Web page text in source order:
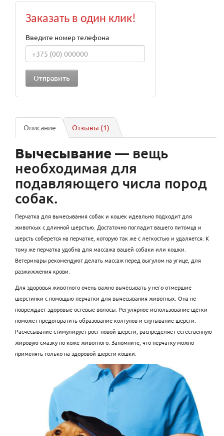
Заказать в один клик!
Введите номер телефона
Описание Отзывы (1)
Вычесывание — вещь
необходимая для
подавляющего числа пород
собак.
Перчатка для вычесывания собак и кошек идеально подходит для
животкых с длинной шерстью. Достаточно погладит вашего питомца и
шерсть соберется на перчатке, которую так же с легкостью и удаляется. К
тому же перчатка удобна для массажа вашей собаки или кошки.
Ветеринары рекомендуют делать массаж перед выгулом на угице, для
разжижжения крови.
Для здоровья животного очень важно вычёсывать у него отмершие
шерстинки с помощью перчатки для вычесывания животных. Она не
повреждает здоровые остевые волосы. Регулярное использование щётки
поможет предотвратить образование колтунов и спутывание шерсти.
Расчёсывание стимулирует рост новой шерсти, распределяет естественную
жировую смазку по коже животного. Запомните, что перчатку можно
применять только на здоровой шерсти кошки.